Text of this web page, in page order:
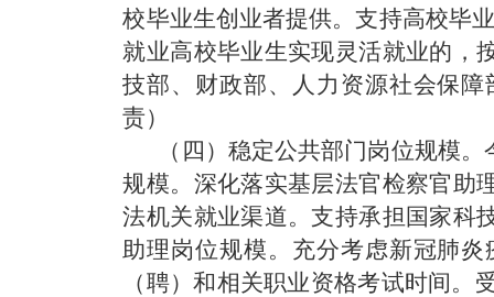
校毕业生创业者提供。支持高校毕
就业高校毕业生实现灵活就业的，
技部、财政部、人力资源社会保
责）
（四）稳定公共部门岗位规模。
规模。深化落实基层法官检察官助
法机关就业渠道。支持承担国家科
助理岗位规模。充分考虑新冠肺
（聘）和相关职业资格考试时间。